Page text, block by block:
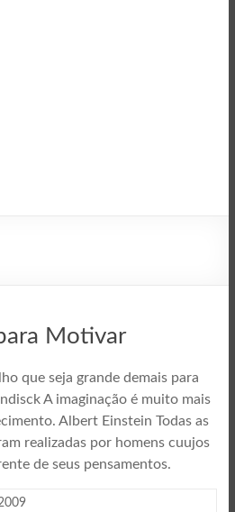
Motivar
que seja grande demais para
A imaginação é muito mais
Albert Einstein Todas as
realizadas por homens cuujos
de seus pensamentos.